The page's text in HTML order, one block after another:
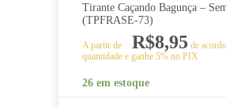
Tirante Caçando Bagunça –
(TPFRASE-73)
A partir de R$8,95 de
quantidade e ganhe 5% no PIX
26 em estoque